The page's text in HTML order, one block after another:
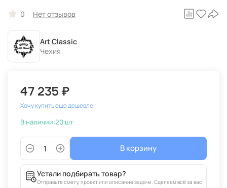
0 Нет отзывов
Art Classic
Чехия
47 235 ₽
Хочу купить еще дешевле
В наличии:20 шт
В корзину
Устали подбирать товар?
Отправьте смету, проект или описание задачи. Сделаем всё за вас